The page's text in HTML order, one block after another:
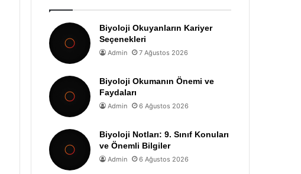
Biyoloji Okuyanların Kariyer
Seçenekleri
Admin 7 Ağustos 2026
Biyoloji Okumanın Önemi ve
Faydaları
Admin 6 Ağustos 2026
Biyoloji Notları: 9. Sınıf Konuları
ve Önemli Bilgiler
Admin 6 Ağustos 2026